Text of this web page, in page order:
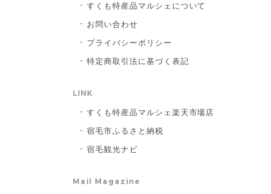
すくも特産品マルシェについて
お問い合わせ
プライバシーポリシー
特定商取引法に基づく表記
LINK
すくも特産品マルシェ楽天市場店
宿毛市ふるさと納税
宿毛観光ナビ
Mail Magazine